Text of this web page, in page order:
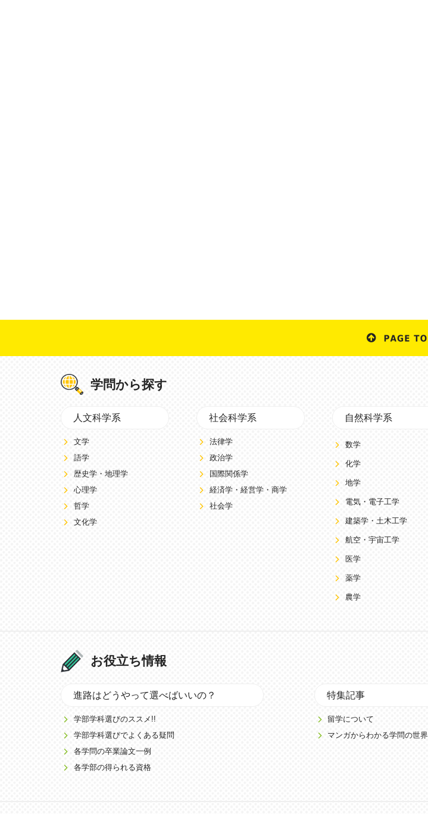
学問から探す
人文科学系
文学
語学
歴史学・地理学
心理学
哲学
文化学
社会科学系
法律学
政治学
国際関係学
経済学・経営学・商学
社会学
自然科学系
数学
化学
地学
電気・電子工学
建築学・土木工学
航空・宇宙工学
医学
薬学
農学
お役立ち情報
進路はどうやって選べばいいの？
学部学科選びのススメ!!
学部学科選びでよくある疑問
各学問の卒業論文一例
各学部の得られる資格
特集記事
留学について
マンガからわかる学問の世界